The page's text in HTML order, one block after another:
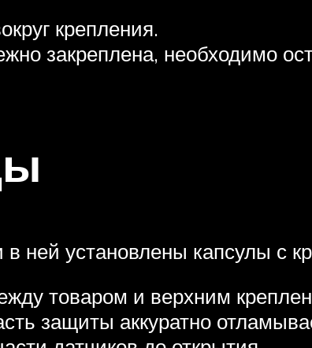
крепления.
закреплена, необходимо
ней установлены капсулы с
товаром и верхним
защиты аккуратно